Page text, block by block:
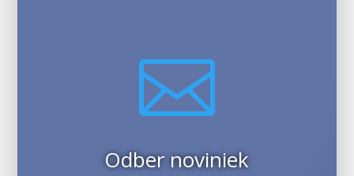

Odber noviniek